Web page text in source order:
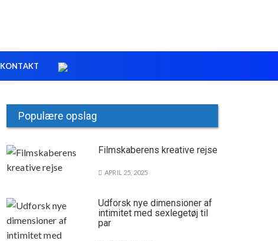
KONTAKT
Populære opslag
Filmskaberens kreative rejse
APRIL 25, 2025
Udforsk nye dimensioner af
intimitet med sexlegetøj til
par